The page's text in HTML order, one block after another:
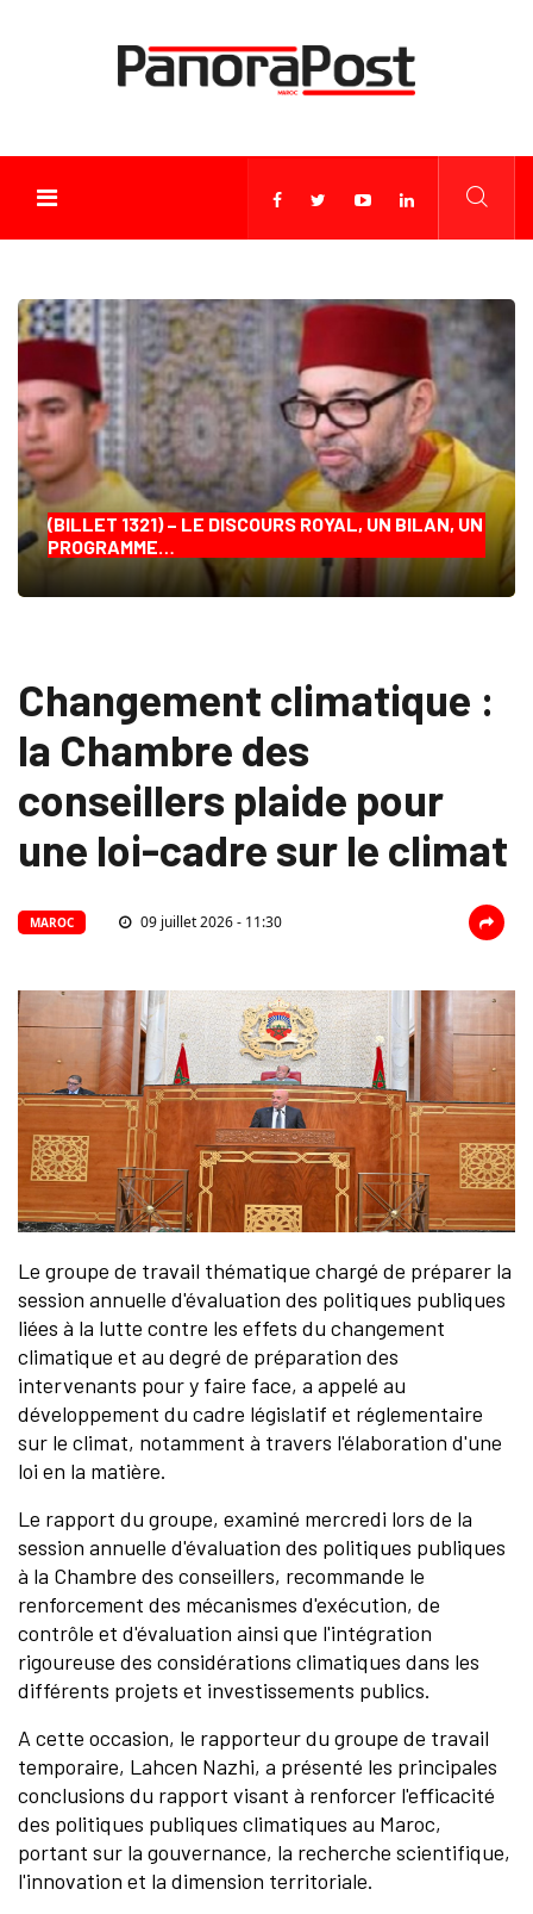
(BILLET 1321) – LE DISCOURS ROYAL, UN BILAN, UN
PROGRAMME…
Changement climatique :
la Chambre des
conseillers plaide pour
une loi-cadre sur le climat
MAROC 09 juillet 2026 - 11:30
Le groupe de travail thématique chargé de préparer la
session annuelle d'évaluation des politiques publiques
liées à la lutte contre les effets du changement
climatique et au degré de préparation des
intervenants pour y faire face, a appelé au
développement du cadre législatif et réglementaire
sur le climat, notamment à travers l'élaboration d'une
loi en la matière.
Le rapport du groupe, examiné mercredi lors de la
session annuelle d'évaluation des politiques publiques
à la Chambre des conseillers, recommande le
renforcement des mécanismes d'exécution, de
contrôle et d'évaluation ainsi que l'intégration
rigoureuse des considérations climatiques dans les
différents projets et investissements publics.
A cette occasion, le rapporteur du groupe de travail
temporaire, Lahcen Nazhi, a présenté les principales
conclusions du rapport visant à renforcer l'efficacité
des politiques publiques climatiques au Maroc,
portant sur la gouvernance, la recherche scientifique,
l'innovation et la dimension territoriale.